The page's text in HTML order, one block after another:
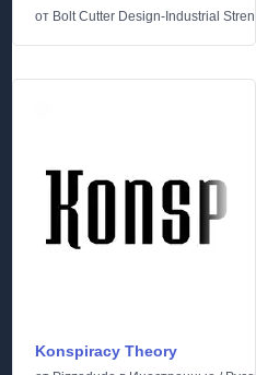
от Bolt Cutter Design-Industrial
Konspiracy Theory